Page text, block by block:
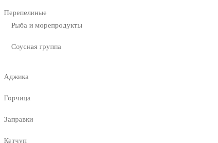
Перепелиные
Рыба и морепродукты
Соусная группа
Аджика
Горчица
Заправки
Кетчуп